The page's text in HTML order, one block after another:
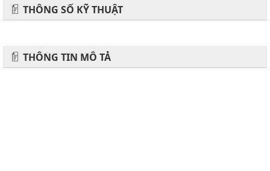
THÔNG SỐ KỸ THUẬT
THÔNG TIN MÔ TẢ